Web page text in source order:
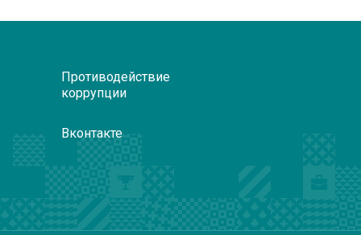
Противодействие
коррупции
Вконтакте